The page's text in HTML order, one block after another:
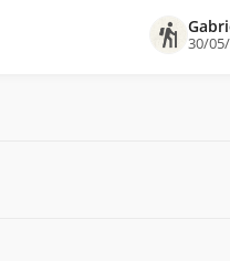
30/